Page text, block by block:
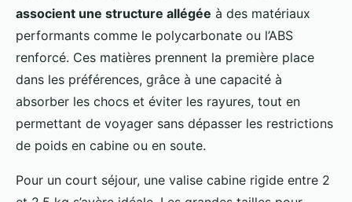
associent une structure allégée à des matériaux
performants comme le polycarbonate ou l’ABS
renforcé. Ces matières prennent la première place
dans les préférences, grâce à une capacité à
absorber les chocs et éviter les rayures, tout en
permettant de voyager sans dépasser les restrictions
de poids en cabine ou en soute.
Pour un court séjour, une valise cabine rigide entre 2